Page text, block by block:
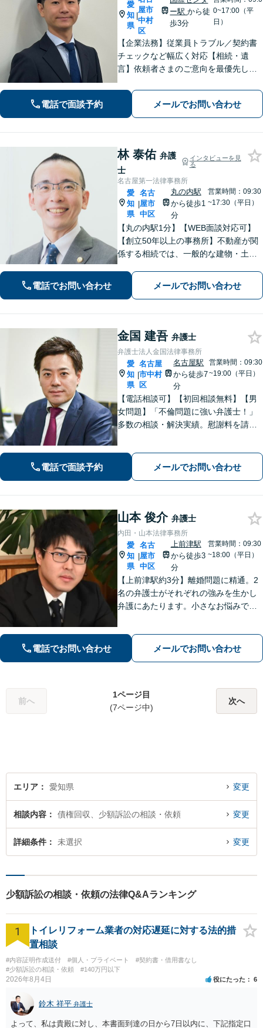
愛
知
県
|
屋市
中村
区
ー駅から徒
歩3分
0~17:00（平
日）
【企業法務】従業員トラブル／契約書
チェックなど幅広く対応【相続・遺
言】依頼者さまのご意向を最優先した
電話で面談予約 メールでお問い合わせ
林 泰佑 弁護
士
インタビューを見
る
名古屋第一法律事務所
愛
知
県
|
名古
屋市
中区
丸の内駅
から徒歩1
分
営業時間：09:30
~17:30（平日）
【丸の内駅1分】【WEB面談対応可】
【創立50年以上の事務所】不動産が関
係する相続では、一般的な建物・土地
「IT法務部によるチームでの問題解
決」ITに関する深い知見を活かして技
電話でお問い合わせ メールでお問い合わせ
金国 建吾 弁護士
弁護士法人金国法律事務所
愛
知
県
|
名古屋
市中村
区
名古屋駅
から徒歩7
分
営業時間：09:30
~19:00（平日）
【電話相談可】【初回相談無料】【男
女問題】「不倫問題に強い弁護士！」
多数の相談・解決実績。慰謝料を請求
できるようサポートします【夜間・休
日面談可】【完全個室】【名古屋駅7
電話で面談予約 メールでお問い合わせ
山本 俊介 弁護士
内田・山本法律事務所
愛
知
県
|
名古
屋市
中区
上前津駅
から徒歩3
分
営業時間：09:30
~18:00（平日）
【上前津駅約3分】離婚問題に精通。2
名の弁護士がそれぞれの強みを生かし
弁護にあたります。小さなお悩みで
イスを行います！【初回相談無料】
電話でお問い合わせ メールでお問い合わせ
前へ
1ページ目
(7ページ中)
次へ
エリア 愛知県 変更
相談内容 債権回収、少額訴訟の相談・依頼 変更
詳細条件 未選択 変更
少額訴訟の相談・依頼の法律Q&Aランキング
1
トイレリフォーム業者の対応遅延に対する法的措
置相談
#内容証明作成送付 #個人・プライベート
#契約書・借用書なし
#少額訴訟の相談・依頼
#140万円以下
2026年8月4日 役にたった 6
鈴木 祥平 弁護士
よって、私は貴殿に対し、本書面到達の日から7日以内に、下記指定口